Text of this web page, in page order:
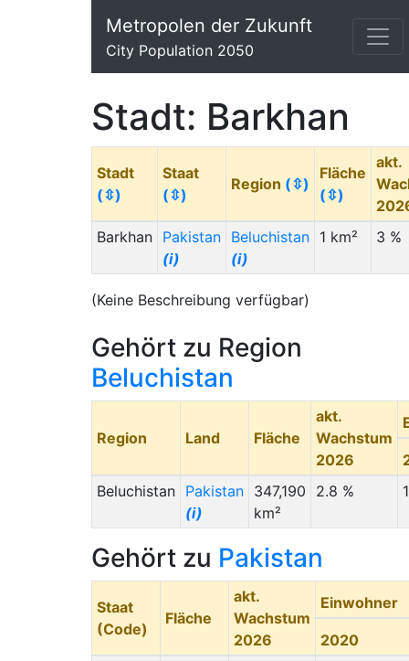
Metropolen der Zukunft
City Population 2050
Stadt: Barkhan
Stadt
(⇳)
Staat
(⇳)
Region (⇳)
Fläche
(⇳)
akt.
Barkhan
Pakistan
(i)
Beluchistan
(i)
1 km² 3 %
(Keine Beschreibung verfügbar)
Gehört zu Region
Beluchistan
Region Land Fläche
akt.
Wachstum
2026
Beluchistan
Pakistan
(i)
347,190
km²
2.8 %
Gehört zu Pakistan
Staat
(Code)
Fläche
akt.
Wachstum
2026
Einwohner
2020